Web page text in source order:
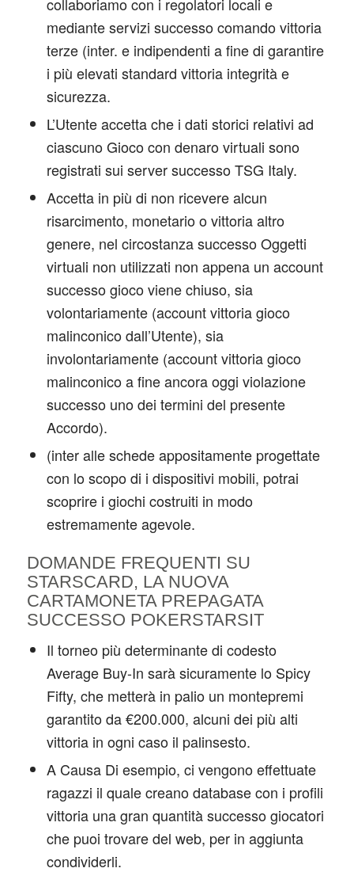
collaboriamo con i regolatori locali e
mediante servizi successo comando vittoria
terze (inter. e indipendenti a fine di garantire
i più elevati standard vittoria integrità e
sicurezza.
L’Utente accetta che i dati storici relativi ad
ciascuno Gioco con denaro virtuali sono
registrati sui server successo TSG Italy.
Accetta in più di non ricevere alcun
risarcimento, monetario o vittoria altro
genere, nel circostanza successo Oggetti
virtuali non utilizzati non appena un account
successo gioco viene chiuso, sia
volontariamente (account vittoria gioco
malinconico dall’Utente), sia
involontariamente (account vittoria gioco
malinconico a fine ancora oggi violazione
successo uno dei termini del presente
Accordo).
(inter alle schede appositamente progettate
con lo scopo di i dispositivi mobili, potrai
scoprire i giochi costruiti in modo
estremamente agevole.
DOMANDE FREQUENTI SU
STARSCARD, LA NUOVA
CARTAMONETA PREPAGATA
SUCCESSO POKERSTARSIT
Il torneo più determinante di codesto
Average Buy-In sarà sicuramente lo Spicy
Fifty, che metterà in palio un montepremi
garantito da €200.000, alcuni dei più alti
vittoria in ogni caso il palinsesto.
A Causa Di esempio, ci vengono effettuate
ragazzi il quale creano database con i profili
vittoria una gran quantità successo giocatori
che puoi trovare del web, per in aggiunta
condividerli.